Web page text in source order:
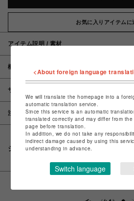
お気に入りアイテムに
アイテム説明 / 素材
概要
サイズ
注意事項
シェアする
<About foreign language
We will translate the homepage into a
automatic translation service.
Since this service is an automatic
translated correctly and may differ from
page before translation.
In addition, we do not take any
indirect damage caused by using this
understanding in advance.
Switch language